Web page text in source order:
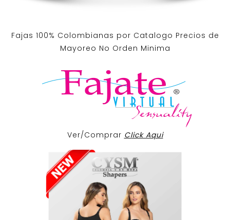
Fajas 100% Colombianas por Catalogo Precios de
Mayoreo No Orden Minima
Ver/Comprar Click Aqui